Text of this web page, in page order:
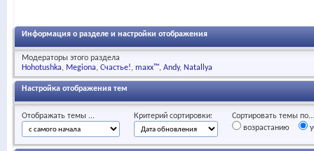
Информация о разделе и настройки отображения
Модераторы этого раздела
Hohotushka
Megiona Счастье! maxx™ Andy Natallya
Настройка отображения тем
Отображать темы ... Критерий сортировки:
Сортировать темы по...
возрастанию